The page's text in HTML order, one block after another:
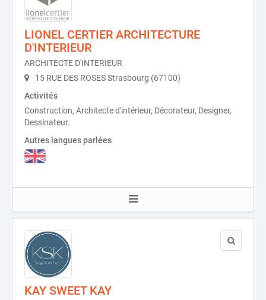
LIONEL CERTIER ARCHITECTURE
D'INTERIEUR
ARCHITECTE D'INTERIEUR
15 RUE DES ROSES Strasbourg (67100)
Activités
Construction, Architecte d'intérieur, Décorateur, Designer,
Dessinateur.
Autres langues parlées
KAY SWEET KAY